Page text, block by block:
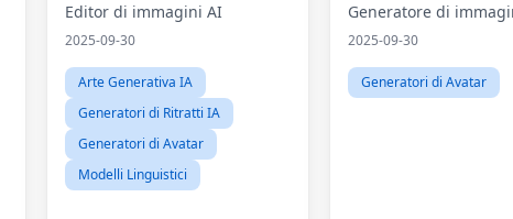
Editor di immagini AI
2025-09-30
Arte Generativa IA
Generatori di Ritratti IA
Generatori di Avatar
Modelli Linguistici
Generatore di
2025-09-30
Generatori di Avatar